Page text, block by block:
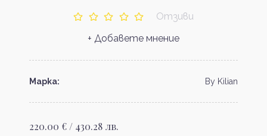
Отзиви
+ Добавете мнение
Марка: By Kilian
220.00 € / 430.28 лв.